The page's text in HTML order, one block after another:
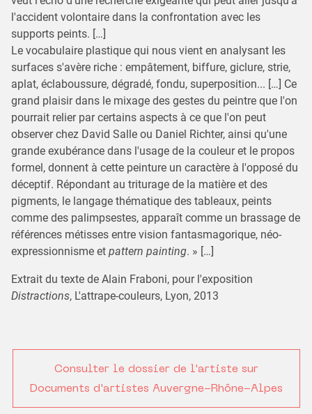
l'accident volontaire dans la confrontation avec les
supports peints. […]
Le vocabulaire plastique qui nous vient en analysant les
surfaces s'avère riche : empâtement, biffure, giclure, strie,
aplat, éclaboussure, dégradé, fondu, superposition... […] Ce
grand plaisir dans le mixage des gestes du peintre que l'on
pourrait relier par certains aspects à ce que l'on peut
observer chez David Salle ou Daniel Richter, ainsi qu'une
grande exubérance dans l'usage de la couleur et le propos
formel, donnent à cette peinture un caractère à l'opposé du
déceptif. Répondant au triturage de la matière et des
pigments, le langage thématique des tableaux, peints
comme des palimpsestes, apparaît comme un brassage de
références métisses entre vision fantasmagorique, néo-
expressionnisme et pattern painting. » […]
Extrait du texte de Alain Fraboni, pour l'exposition
Distractions, L'attrape-couleurs, Lyon, 2013
Consulter le dossier de l'artiste sur
Documents d'artistes Auvergne-Rhône-Alpes